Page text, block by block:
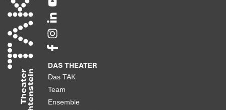
DAS THEATER
Das TAK
Team
Ensemble